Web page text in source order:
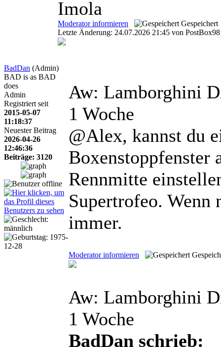
Imola
Moderator informieren
Gespeichert
Letzte Änderung: 24.07.2026 21:45 von
BadDan (Admin)
BAD is as BAD
does
Admin
Registriert seit
2015-05-07
11:18:37
Neuester Beitrag
2026-04-26
12:46:36
Beiträge: 3120
Aw: Lamborghini
1 Woche
@Alex, kannst du
Boxenstoppfenster
Rennmitte
Supertrofeo. Wenn
immer.
Moderator informieren
Aw: Lamborghini
1 Woche
BadDan schrieb: